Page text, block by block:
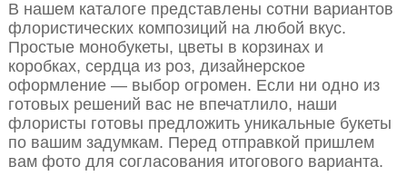
В нашем каталоге представлены сотни вариантов
флористических композиций на любой вкус.
Простые монобукеты, цветы в корзинах и
коробках, сердца из роз, дизайнерское
оформление — выбор огромен. Если ни одно из
готовых решений вас не впечатлило, наши
флористы готовы предложить уникальные букеты
по вашим задумкам. Перед отправкой пришлем
вам фото для согласования итогового варианта.